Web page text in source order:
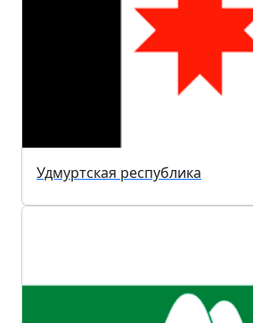
Удмуртская республика